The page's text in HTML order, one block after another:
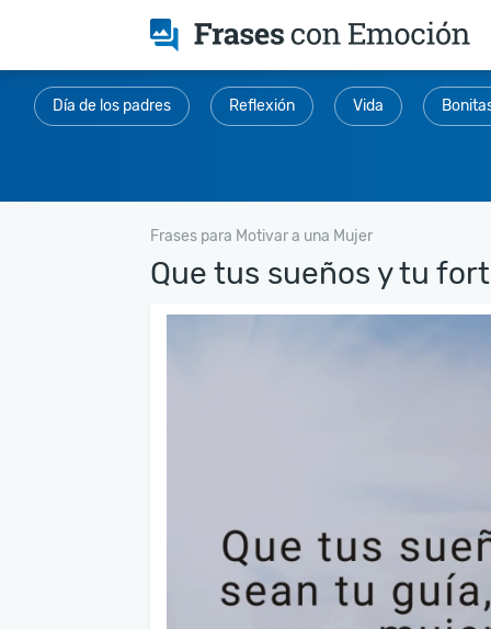
Día de los padres Reflexión Vida
Frases para Motivar a una Mujer
Que tus sueños y tu